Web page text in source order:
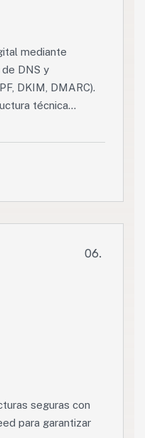
mediante
DNS y
DKIM, DMARC).
técnica…
06.
seguras con
para garantizar